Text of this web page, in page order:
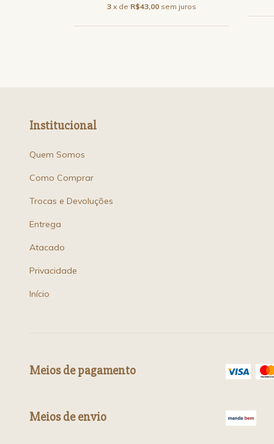
3 x de R$43,00 sem juros
Institucional
Quem Somos
Como Comprar
Trocas e Devoluções
Entrega
Atacado
Privacidade
Início
Meios de pagamento
Meios de envio